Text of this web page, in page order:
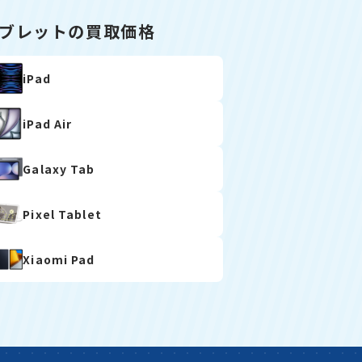
レットの買取価格
iPad
iPad Air
Galaxy Tab
Pixel Tablet
Xiaomi Pad